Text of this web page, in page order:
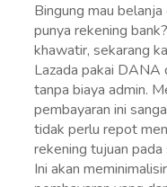
Bingung mau
punya rekening
khawatir, sekarang
Lazada pakai DANA
tanpa biaya admin.
pembayaran ini
tidak perlu repot
rekening tujuan
Ini akan